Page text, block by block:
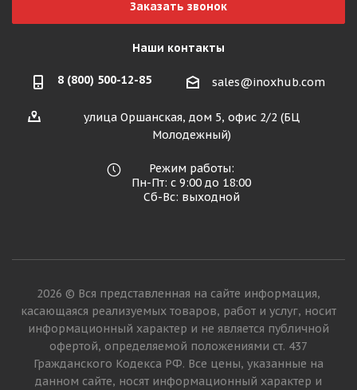
Заказать звонок
Наши контакты
8 (800) 500-12-85 sales@inoxhub.com
улица Оршанская, дом 5, офис 2/2 (БЦ
Молодежный)
Режим работы:
Пн-Пт: с 9:00 до 18:00
Сб-Вс: выходной
2026 © Вся представленная на сайте информация,
касающаяся реализуемых товаров, работ и услуг, носит
информационный характер и не является публичной
офертой, определяемой положениями ст. 437
Гражданского Кодекса РФ. Все цены, указанные на
данном сайте, носят информационный характер и